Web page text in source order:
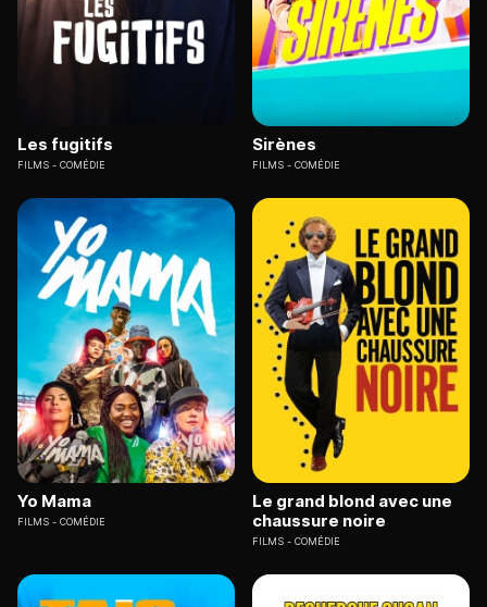
Les fugitifs
FILMS COMÉDIE
Sirènes
FILMS COMÉDIE
Yo Mama
FILMS COMÉDIE
Le grand blond avec une
chaussure noire
FILMS COMÉDIE